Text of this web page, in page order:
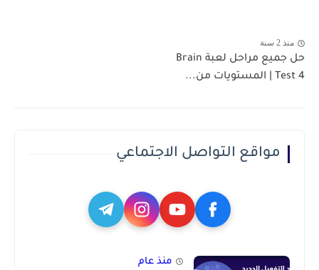
منذ 2 سنة
حل جميع مراحل لعبة Brain
Test 4 | المستويات من...
مواقع التواصل الاجتماعي
منذ عام